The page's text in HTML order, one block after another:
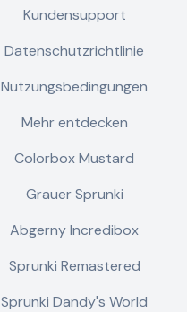
Kundensupport
Datenschutzrichtlinie
Nutzungsbedingungen
Mehr entdecken
Colorbox Mustard
Grauer Sprunki
Abgerny Incredibox
Sprunki Remastered
Sprunki Dandy's World